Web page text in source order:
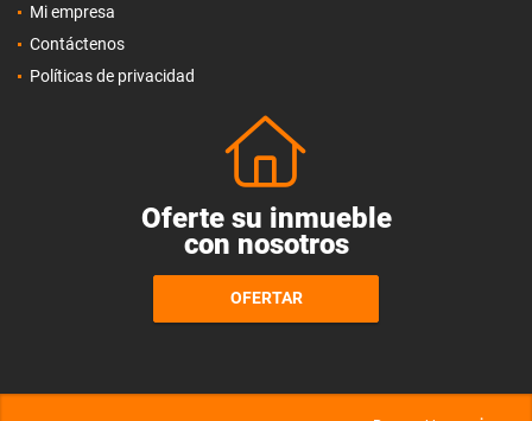
Mi empresa
Contáctenos
Políticas de privacidad
Oferte su inmueble
con nosotros
OFERTAR